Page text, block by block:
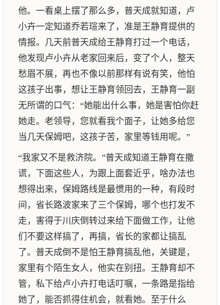
他。一看桌上摆了那么多，普天成就知道，卢
小卉一定知道乔若瑄来了，准是王静育提供的
情报。几天前普天成给王静育打过一个电话，
他发现卢小卉从老家回来后，变了个人，整天
愁眉不展，再也不像以前那样有说有笑，他怕
这孩子出事，想让王静育领回去，王静育一副
无所谓的口气：“她能出什么事，她是害怕你赶
她走。老领导，您就看我个面子，让她多给您
当几天保姆吧，这孩子苦，家里等钱用呢。”
“我家又不是救济院。”普天成知道王静育在撒
谎，下面这些人，为跟上面套近乎，啥办法也
想得出来，保姆路线是最惯用的一种，有段时
间，省长路波家来了三个保姆，哪个也打发不
走，害得于川庆倒转过来给下面做工作，让他
们不要这样搞了，再搞，省长的家都让搞乱
了。普天成倒不是怕王静育搞乱他，关键是，
家里有个陌生女人，他实在别扭。王静育却不
管，私下给卢小卉打电话叮嘱，一条路是指给
她了，能否抓得住机会，就看她。至于什么